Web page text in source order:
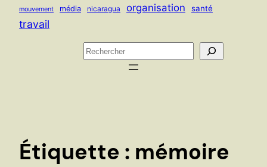
mouvement média nicaragua organisation santé
travail
R
h
Étiquette : mémoire